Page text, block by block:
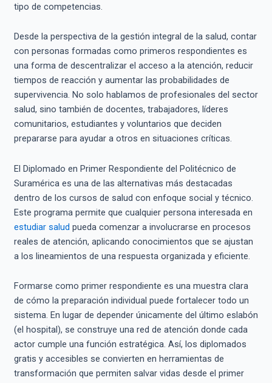
tipo de competencias.
Desde la perspectiva de la gestión integral de la salud, contar
con personas formadas como primeros respondientes es
una forma de descentralizar el acceso a la atención, reducir
tiempos de reacción y aumentar las probabilidades de
supervivencia. No solo hablamos de profesionales del sector
salud, sino también de docentes, trabajadores, líderes
comunitarios, estudiantes y voluntarios que deciden
prepararse para ayudar a otros en situaciones críticas.
El Diplomado en Primer Respondiente del Politécnico de
Suramérica es una de las alternativas más destacadas
dentro de los cursos de salud con enfoque social y técnico.
Este programa permite que cualquier persona interesada en
estudiar salud pueda comenzar a involucrarse en procesos
reales de atención, aplicando conocimientos que se ajustan
a los lineamientos de una respuesta organizada y eficiente.
Formarse como primer respondiente es una muestra clara
de cómo la preparación individual puede fortalecer todo un
sistema. En lugar de depender únicamente del último eslabón
(el hospital), se construye una red de atención donde cada
actor cumple una función estratégica. Así, los diplomados
gratis y accesibles se convierten en herramientas de
transformación que permiten salvar vidas desde el primer